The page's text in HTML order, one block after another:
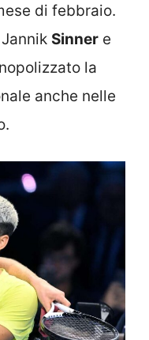
di febbraio.
Sinner e
la
anche nelle